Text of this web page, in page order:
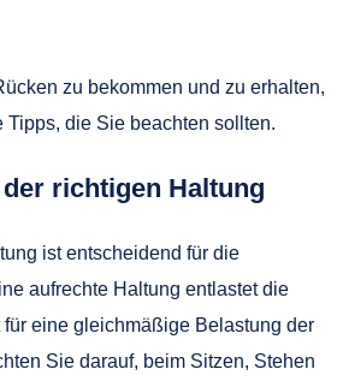
zu bekommen und zu erhalten,
die Sie beachten sollten.
richtigen Haltung
ist entscheidend für die
aufrechte Haltung entlastet die
eine gleichmäßige Belastung der
Sie darauf, beim Sitzen, Stehen